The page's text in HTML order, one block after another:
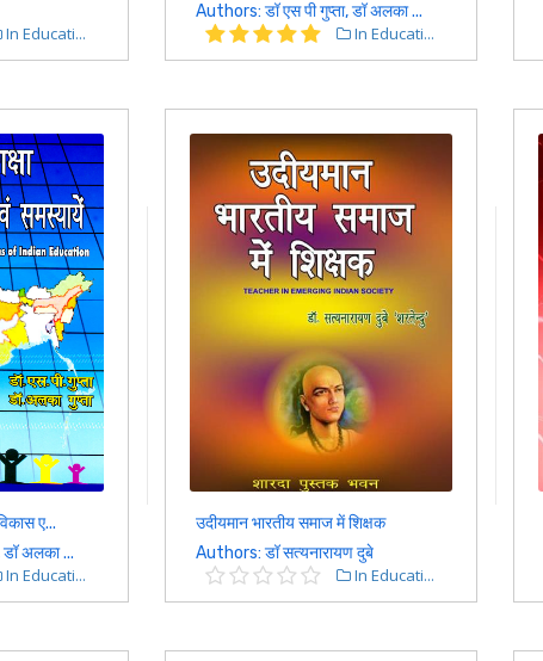
In Educati...
Authors: डॉ एस पी गुप्ता, डॉ अलका ...
In Educati...
ए...
डॉ अलका ...
In Educati...
उदीयमान भारतीय समाज में शिक्षक
Authors: डॉ सत्यनारायण दुबे
In Educati...